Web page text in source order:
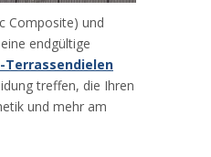
Composite) und
endgültige
Terrassendielen
treffen, die Ihren
und mehr am